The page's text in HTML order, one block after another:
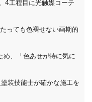
4工程目に光触媒コーテ
っても色褪せない画期的
、「色あせが特に気に
装技能士が確かな施工を